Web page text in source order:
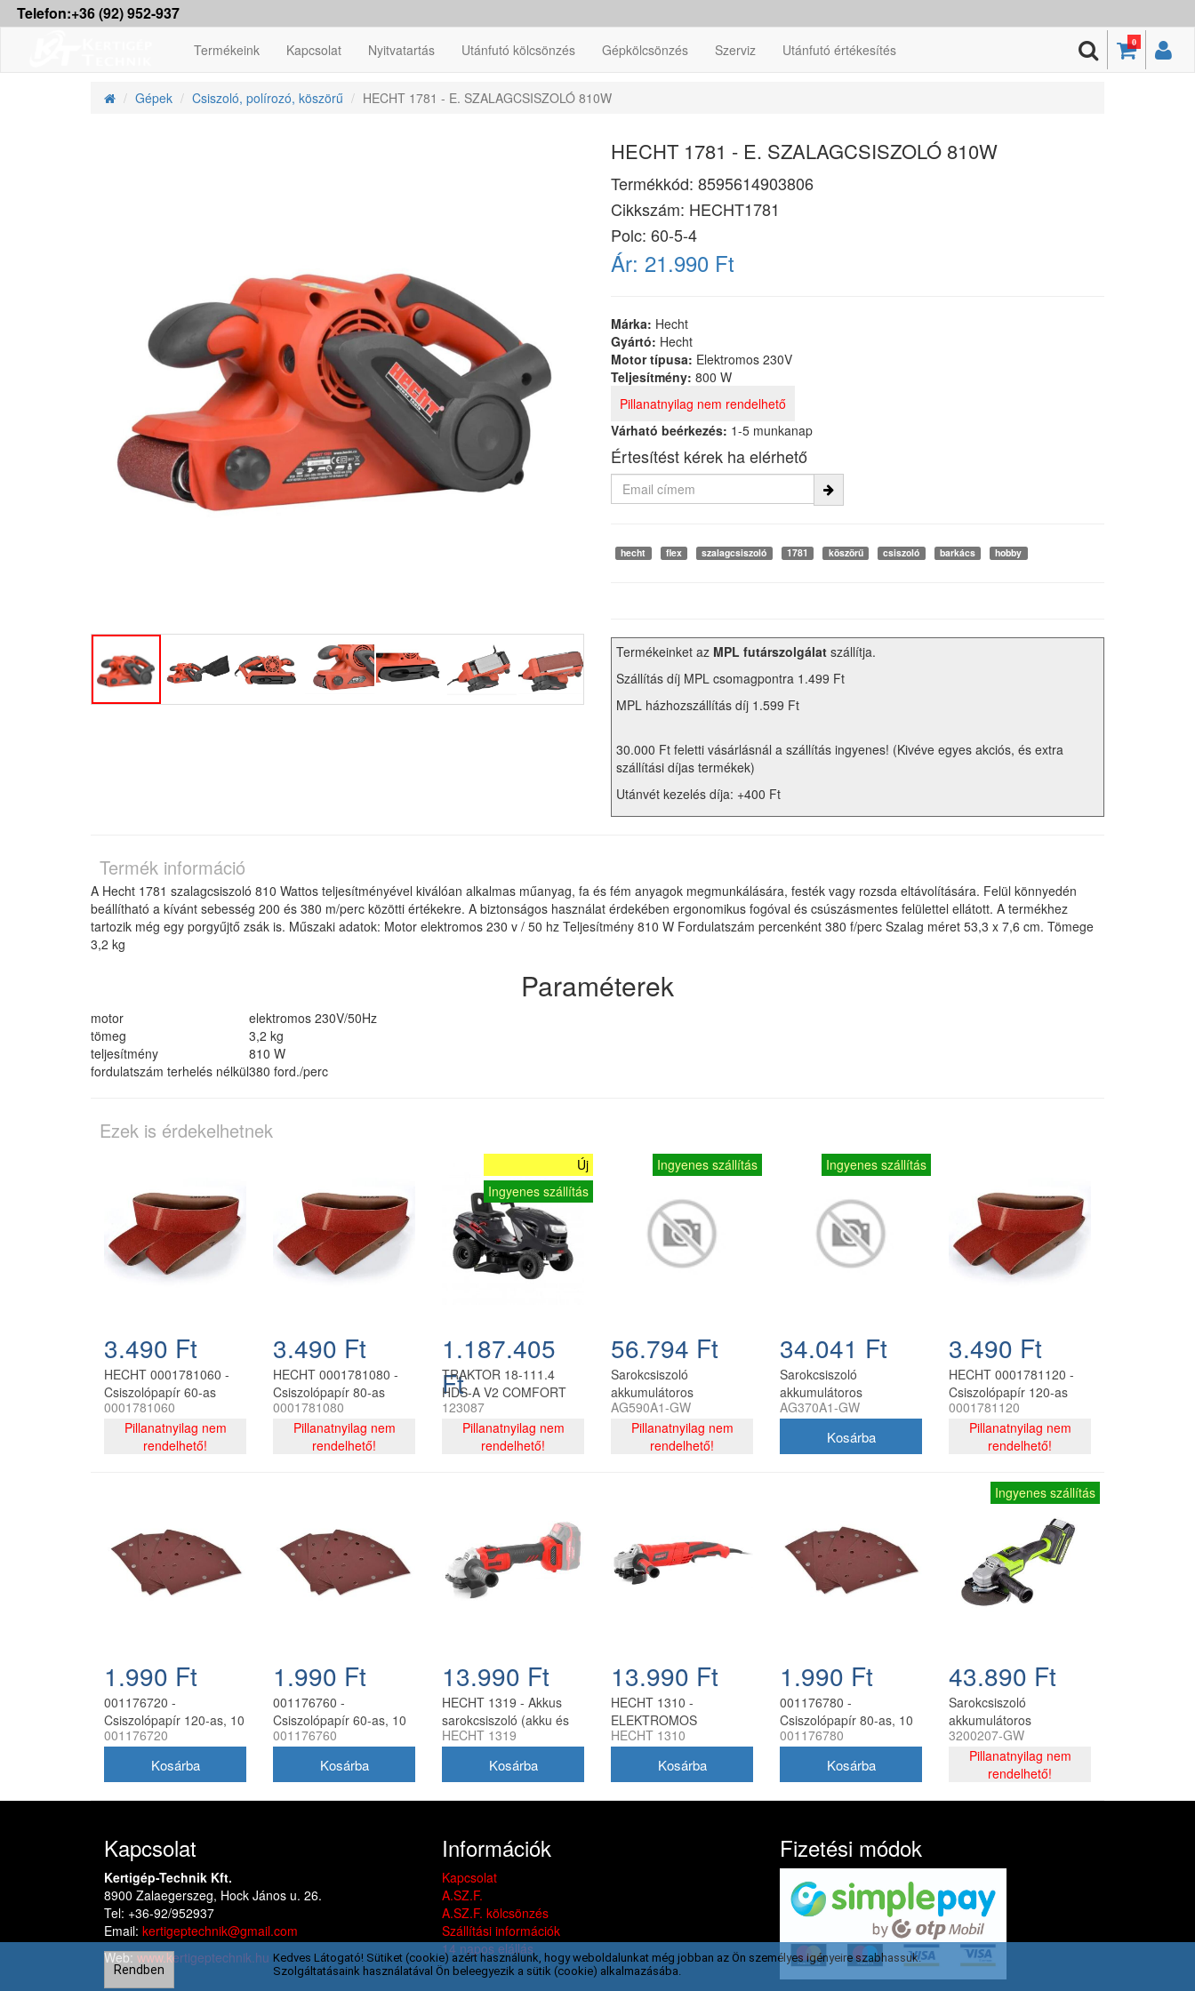
Telefon:+36 (92) 952-937
0
Termékeink Kapcsolat Nyitvatartás Utánfutó kölcsönzés Gépkölcsönzés Szerviz Utánfutó értékesítés
Gépek Csiszoló, polírozó, köszörű HECHT 1781 - E. SZALAGCSISZOLÓ 810W
HECHT 1781 - E. SZALAGCSISZOLÓ 810W
Termékkód: 8595614903806
Cikkszám: HECHT1781
Polc: 60-5-4
Ár: 21.990 Ft
Márka: Hecht
Gyártó: Hecht
Motor típusa: Elektromos 230V
Teljesítmény: 800 W
Pillanatnyilag nem rendelhető
Várható beérkezés: 1-5 munkanap
Értesítést kérek ha elérhető
hecht flex szalagcsiszoló 1781 köszörű csiszoló barkács hobby
Termékeinket az MPL futárszolgálat szállítja.
Szállítás díj MPL csomagpontra 1.499 Ft
MPL házhozszállítás díj 1.599 Ft
30.000 Ft feletti vásárlásnál a szállítás ingyenes! (Kivéve egyes akciós, és extra
szállítási díjas termékek)
Utánvét kezelés díja: +400 Ft
Termék információ
A Hecht 1781 szalagcsiszoló 810 Wattos teljesítményével kiválóan alkalmas műanyag, fa és fém anyagok megmunkálására, festék vagy rozsda eltávolítására. Felül könnyedén
beállítható a kívánt sebesség 200 és 380 m/perc közötti értékekre. A biztonságos használat érdekében ergonomikus fogóval és csúszásmentes felülettel ellátott. A termékhez
tartozik még egy porgyűjtő zsák is. Műszaki adatok: Motor elektromos 230 v / 50 hz Teljesítmény 810 W Fordulatszám percenként 380 f/perc Szalag méret 53,3 x 7,6 cm. Tömege
3,2 kg
Paraméterek
motor
elektromos 230V/50Hz
tömeg
3,2 kg
teljesítmény
810 W
fordulatszám terhelés nélkül380 ford./perc
Ezek is érdekelhetnek
3.490 Ft
HECHT 0001781060 -
Csiszolópapír 60-as
533*76 (3db-os)
0001781060
Pillanatnyilag nem
rendelhető!
3.490 Ft
HECHT 0001781080 -
Csiszolópapír 80-as
533*76 (3db-os)
0001781080
Pillanatnyilag nem
rendelhető!
Új
Ingyenes szállítás
1.187.405
Ft
TRAKTOR 18-111.4
HDS-A V2 COMFORT
123087
Pillanatnyilag nem
rendelhető!
Ingyenes szállítás
56.794 Ft
Sarokcsiszoló
akkumulátoros
Greenworks AG590
akkumulátorral és
AG590A1-GW
Pillanatnyilag nem
rendelhető!
Ingyenes szállítás
34.041 Ft
Sarokcsiszoló
akkumulátoros
Greenworks AG370
AG370A1-GW
3.490 Ft
HECHT 0001781120 -
Csiszolópapír 120-as
533*76 (3db-os)
0001781120
Pillanatnyilag nem
rendelhető!
1.990 Ft
001176720 -
Csiszolópapír 120-as, 10
db
001176720
1.990 Ft
001176760 -
Csiszolópapír 60-as, 10
db
001176760
13.990 Ft
HECHT 1319 - Akkus
sarokcsiszoló (akku és
töltő nem tartozék)
HECHT 1319
13.990 Ft
HECHT 1310 -
ELEKTROMOS
SAROKCSISZOLÓ
HECHT 1310
1.990 Ft
001176780 -
Csiszolópapír 80-as, 10
db
001176780
Ingyenes szállítás
43.890 Ft
Sarokcsiszoló
akkumulátoros
Greenworks GD24AG
24v, 125mm, akku és
töltő nélkül
3200207-GW
Pillanatnyilag nem
rendelhető!
Kapcsolat
Kertigép-Technik Kft.
8900 Zalaegerszeg, Hock János u. 26.
Tel: +36-92/952937
Email: kertigeptechnik@gmail.com
Web:www.kertigeptechnik.hu
Információk
Kapcsolat
A.SZ.F.
A.SZ.F. kölcsönzés
Szállítási információk
14 napos elállás
Fizetési módok
Rendben
Kedves Látogató! Sütiket (cookie) azért használunk, hogy weboldalunkat még jobban az Ön személyes igényeire szabhassuk.
Szolgáltatásaink használatával Ön beleegyezik a sütik (cookie) alkalmazásába.